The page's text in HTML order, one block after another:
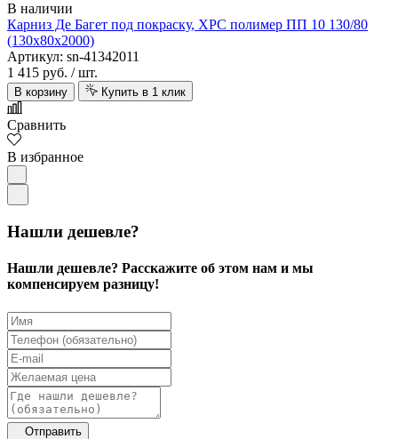
В наличии
Карниз Де Багет под покраску, XPC полимер ПП 10 130/80
(130х80х2000)
Артикул: sn-41342011
1 415 руб. / шт.
В корзину Купить в 1 клик
Сравнить
В избранное
Нашли дешевле?
Нашли дешевле? Расскажите об этом нам и мы
компенсируем разницу!
Отправить